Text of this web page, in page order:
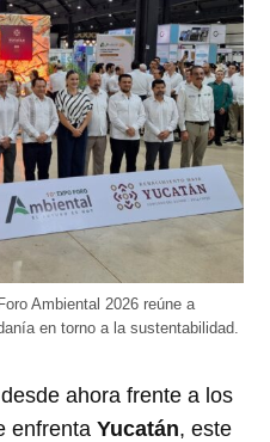
Ambiental 2026 reúne a
en torno a la sustentabilidad.
ahora frente a los
enfrentaYucatán, este